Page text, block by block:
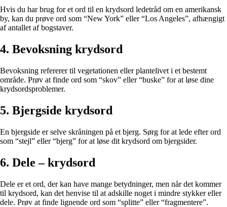
Hvis du har brug for et ord til en krydsord ledetråd om en amerikansk
by, kan du prøve ord som “New York” eller “Los Angeles”, afhængigt
af antallet af bogstaver.
4. Bevoksning krydsord
Bevoksning refererer til vegetationen eller plantelivet i et bestemt
område. Prøv at finde ord som “skov” eller “buske” for at løse dine
krydsordsproblemer.
5. Bjergside krydsord
En bjergside er selve skråningen på et bjerg. Sørg for at lede efter ord
som “stejl” eller “bjerg” for at løse dit krydsord om bjergsider.
6. Dele – krydsord
Dele er et ord, der kan have mange betydninger, men når det kommer
til krydsord, kan det henvise til at adskille noget i mindre stykker eller
dele. Prøv at finde lignende ord som “splitte” eller “fragmentere”.